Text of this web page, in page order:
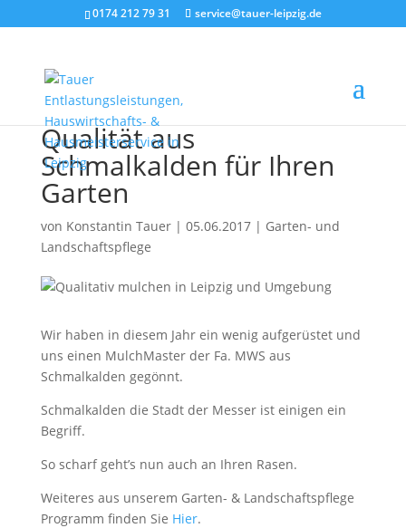
0174 212 79 31 service@tauer-leipzig.de
Qualität aus
Schmalkalden für Ihren
Garten
von Konstantin Tauer| 05.06.2017| Garten- und
Landschaftspflege
Wir haben in diesem Jahr ein wenig aufgerüstet und
uns einen MulchMaster der Fa. MWS aus
Schmalkalden gegönnt.
Schmalkalden die Stadt der Messer ist einigen ein
Begriff.
So scharf geht’s nun auch an Ihren Rasen.
Weiteres aus unserem Garten- & Landschaftspflege
Programm finden Sie Hier.